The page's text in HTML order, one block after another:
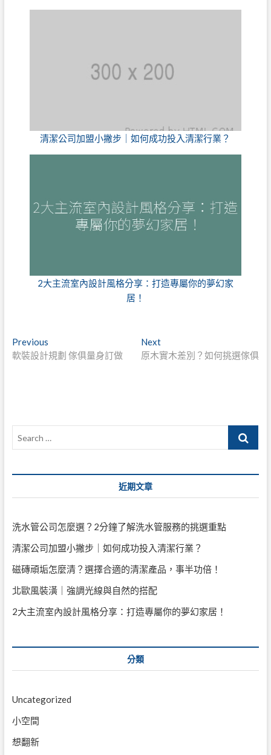
清潔公司加盟小撇步｜如何成功投入清潔行業？
2大主流室內設計風格分享：打造專屬你的夢幻家
居！
文
章
PreviousPrevious
post:
軟裝設計規劃 傢俱量身訂做
NextNext
post:
原木實木差別？如何挑選傢俱
Search
近期文章
洗水管公司怎麼選？2分鐘了解洗水管服務的挑選重點
清潔公司加盟小撇步｜如何成功投入清潔行業？
磁磚頑垢怎麼清？選擇合適的清潔產品，事半功倍！
北歐風裝潢｜強調光線與自然的搭配
2大主流室內設計風格分享：打造專屬你的夢幻家居！
分類
Uncategorized
小空間
想翻新